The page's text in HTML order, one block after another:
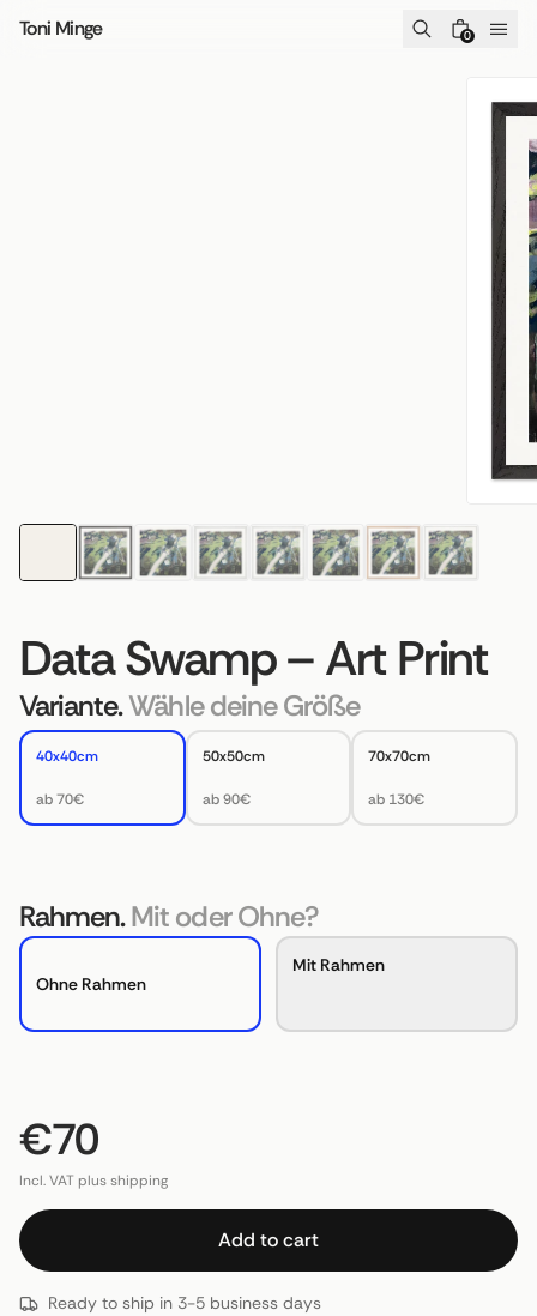
Toni Minge 0
Data Swamp – Art Print
Variante.Wähle deine Größe
40x40cm
ab 70€
50x50cm
ab 90€
70x70cm
ab 130€
Rahmen.Mit oder Ohne?
Ohne Rahmen
Mit Rahmen
€70
Incl. VAT plus shipping
Add to cart
Ready to ship in 3-5 business days